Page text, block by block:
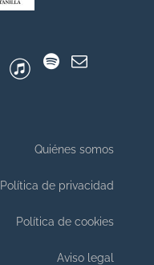
Quiénes somos
Política de privacidad
Política de cookies
Aviso legal